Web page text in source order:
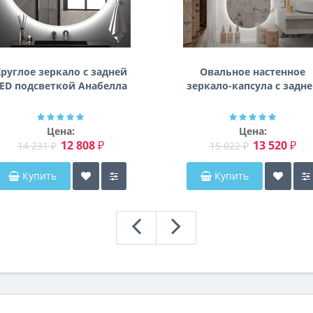
зеркало с задней
подсветкой Анабелла
Цена:
14 231 ₽ 12 808 ₽
Купить
Овальное настенное
зеркало-капсула с
Мэриэнн
Цена:
15 022 ₽ 13 520 ₽
Купить